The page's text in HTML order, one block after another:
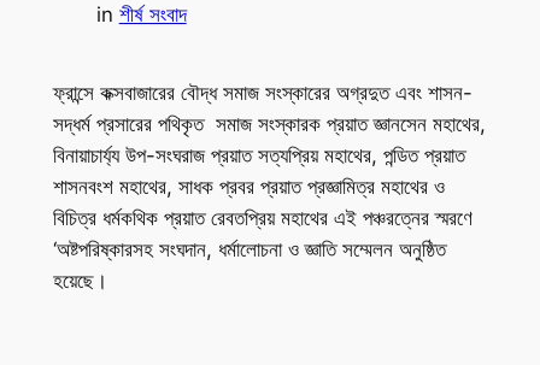
in শীর্ষ সংবাদ
ফ্রান্সে কক্সবাজারের বৌদ্ধ সমাজ সংস্কারের অগ্রদুত এবং শাসন-
সদ্ধর্ম প্রসারের পথিকৃত সমাজ সংস্কারক প্রয়াত জ্ঞানসেন মহাথের,
বিনায়াচার্য্য উপ-সংঘরাজ প্রয়াত সত্যপ্রিয় মহাথের, পন্ডিত প্রয়াত
শাসনবংশ মহাথের, সাধক প্রবর প্রয়াত প্রজ্ঞামিত্র মহাথের ও
বিচিত্র ধর্মকথিক প্রয়াত রেবতপ্রিয় মহাথের এই পঞ্চরত্নের স্মরণে
‘অষ্টপরিষ্কারসহ সংঘদান, ধর্মালোচনা ও জ্ঞাতি সম্মেলন অনুষ্ঠিত
হয়েছে।